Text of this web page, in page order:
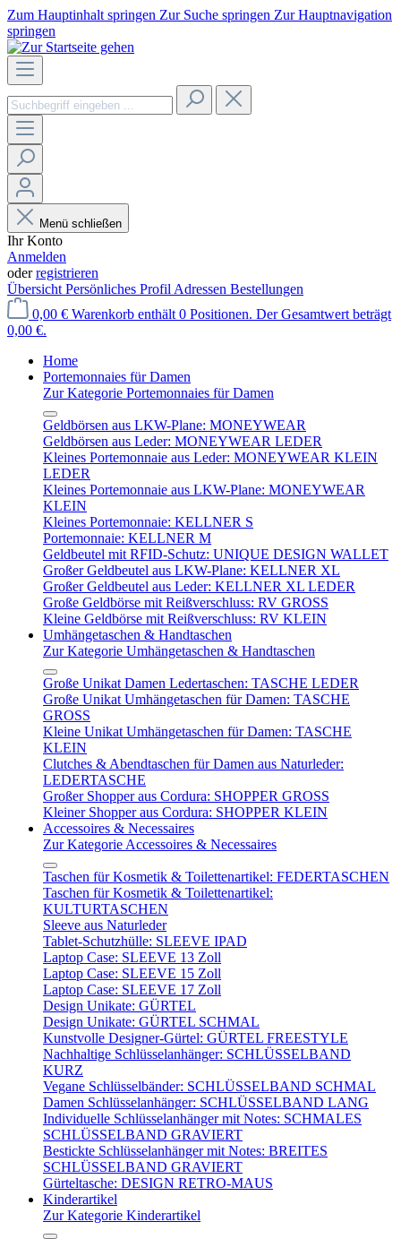
Zum Hauptinhalt springen Zur Suche springen Zur Hauptnavigation
springen
Menü schließen
Ihr Konto
Anmelden
oderregistrieren
Übersicht Persönliches Profil Adressen Bestellungen
0,00 € Warenkorb enthält 0 Positionen. Der Gesamtwert beträgt
0,00 €.
Home
Portemonnaies für Damen
Zur Kategorie Portemonnaies für Damen
Geldbörsen aus LKW-Plane: MONEYWEAR
Geldbörsen aus Leder: MONEYWEAR LEDER
Kleines Portemonnaie aus Leder: MONEYWEAR KLEIN
LEDER
Kleines Portemonnaie aus LKW-Plane: MONEYWEAR
KLEIN
Kleines Portemonnaie: KELLNER S
Portemonnaie: KELLNER M
Geldbeutel mit RFID-Schutz: UNIQUE DESIGN WALLET
Großer Geldbeutel aus LKW-Plane: KELLNER XL
Großer Geldbeutel aus Leder: KELLNER XL LEDER
Große Geldbörse mit Reißverschluss: RV GROSS
Kleine Geldbörse mit Reißverschluss: RV KLEIN
Umhängetaschen & Handtaschen
Zur Kategorie Umhängetaschen & Handtaschen
Große Unikat Damen Ledertaschen: TASCHE LEDER
Große Unikat Umhängetaschen für Damen: TASCHE
GROSS
Kleine Unikat Umhängetaschen für Damen: TASCHE
KLEIN
Clutches & Abendtaschen für Damen aus Naturleder:
LEDERTASCHE
Großer Shopper aus Cordura: SHOPPER GROSS
Kleiner Shopper aus Cordura: SHOPPER KLEIN
Accessoires & Necessaires
Zur Kategorie Accessoires & Necessaires
Taschen für Kosmetik & Toilettenartikel: FEDERTASCHEN
Taschen für Kosmetik & Toilettenartikel:
KULTURTASCHEN
Sleeve aus Naturleder
Tablet-Schutzhülle: SLEEVE IPAD
Laptop Case: SLEEVE 13 Zoll
Laptop Case: SLEEVE 15 Zoll
Laptop Case: SLEEVE 17 Zoll
Design Unikate: GÜRTEL
Design Unikate: GÜRTEL SCHMAL
Kunstvolle Designer-Gürtel: GÜRTEL FREESTYLE
Nachhaltige Schlüsselanhänger: SCHLÜSSELBAND
KURZ
Vegane Schlüsselbänder: SCHLÜSSELBAND SCHMAL
Damen Schlüsselanhänger: SCHLÜSSELBAND LANG
Individuelle Schlüsselanhänger mit Notes: SCHMALES
SCHLÜSSELBAND GRAVIERT
Bestickte Schlüsselanhänger mit Notes: BREITES
SCHLÜSSELBAND GRAVIERT
Gürteltasche: DESIGN RETRO-MAUS
Kinderartikel
Zur Kategorie Kinderartikel